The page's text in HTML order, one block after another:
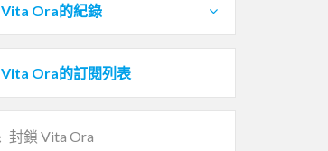
Vita Ora的紀錄
Vita Ora的訂閱列表
封鎖 Vita Ora